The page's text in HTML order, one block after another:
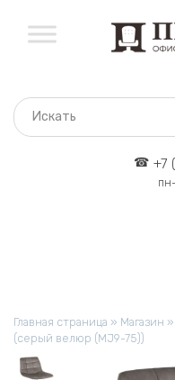
содержанию
+7
Главная страница » Магазин »
(серый велюр (MJ9-75))